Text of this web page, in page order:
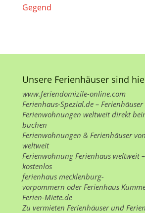
Gegend
Unsere Ferienhäuser sind
www.feriendomizile-online.com
Ferienhaus-Spezial.de –
Ferienwohnungen weltweit direkt
buchen
Ferienwohnungen & Ferienhäuser
weltweit
Ferienwohnung Ferienhaus weltweit
kostenlos
ferienhaus mecklenburg-
vorpommern oderFerienhaus
Ferien-Miete.de
Zu vermieten Ferienhäuser und